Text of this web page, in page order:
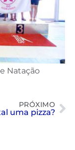
Natação
PRÓXIMO
uma pizza?